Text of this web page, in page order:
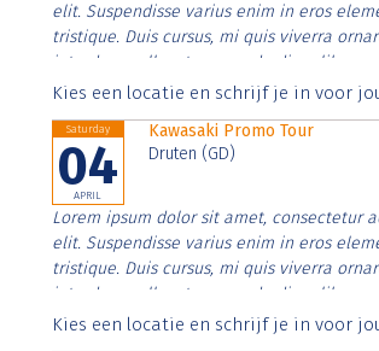
elit. Suspendisse varius enim in eros
tristique. Duis cursus, mi quis viverra
interdum nulla, ut commodo diam libero
Aenean faucibus nibh et justo cursus id
Kies een locatie en schrijf je in voor
Saturday
04
APRIL
Kawasaki Promo Tour
Druten (GD)
Lorem ipsum dolor sit amet, consectetur
elit. Suspendisse varius enim in eros
tristique. Duis cursus, mi quis viverra
interdum nulla, ut commodo diam libero
Aenean faucibus nibh et justo cursus id
Kies een locatie en schrijf je in voor